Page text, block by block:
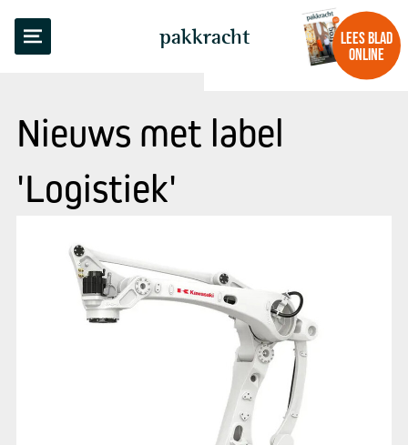
pakkracht
LEES BLAD
ONLINE
Nieuws met label
'Logistiek'